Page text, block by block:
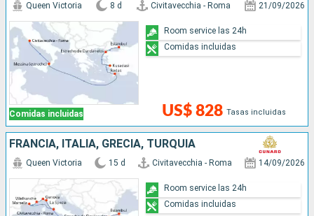
Comidas incluidas
Queen Victoria 8 d Civitavecchia - Roma 21/09/2026
US$ 828 Tasas incluidas
Room service las 24h
Comidas incluidas
FRANCIA, ITALIA, GRECIA, TURQUÍA
Queen Victoria 15 d Civitavecchia - Roma 14/09/2026
Room service las 24h
Comidas incluidas